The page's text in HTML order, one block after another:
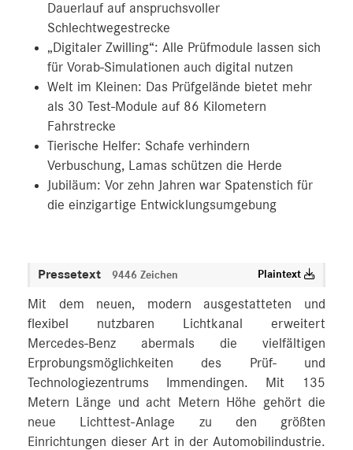
Dauerlauf auf anspruchsvoller
Schlechtwegestrecke
„Digitaler Zwilling“: Alle Prüfmodule lassen sich
für Vorab-Simulationen auch digital nutzen
Welt im Kleinen: Das Prüfgelände bietet mehr
als 30 Test-Module auf 86 Kilometern
Fahrstrecke
Tierische Helfer: Schafe verhindern
Verbuschung, Lamas schützen die Herde
Jubiläum: Vor zehn Jahren war Spatenstich für
die einzigartige Entwicklungsumgebung
Pressetext 9446 Zeichen Plaintext
Mit dem neuen, modern ausgestatteten und
flexibel nutzbaren Lichtkanal erweitert
Mercedes‑Benz abermals die vielfältigen
Erprobungsmöglichkeiten des Prüf- und
Technologiezentrums Immendingen. Mit 135
Metern Länge und acht Metern Höhe gehört die
neue Lichttest-Anlage zu den größten
Einrichtungen dieser Art in der Automobilindustrie.